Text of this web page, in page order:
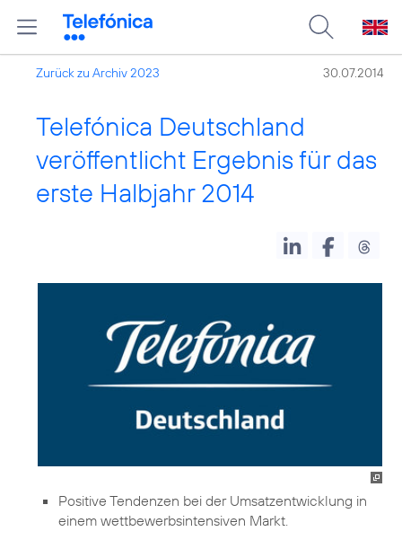
Zurück zu Archiv 2023 30.07.2014
Telefónica Deutschland
veröffentlicht Ergebnis für das
erste Halbjahr 2014
Positive Tendenzen bei der Umsatzentwicklung in
einem wettbewerbsintensiven Markt.